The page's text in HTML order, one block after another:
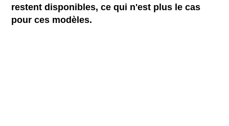
restent disponibles, ce qui n'est plus le cas
pour ces modèles.